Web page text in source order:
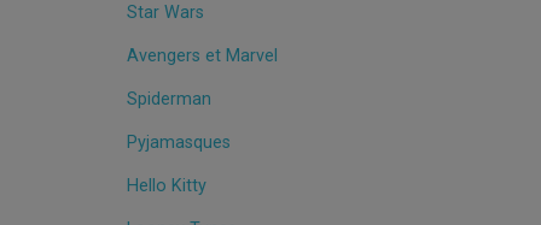
Star Wars
Avengers et Marvel
Spiderman
Pyjamasques
Hello Kitty